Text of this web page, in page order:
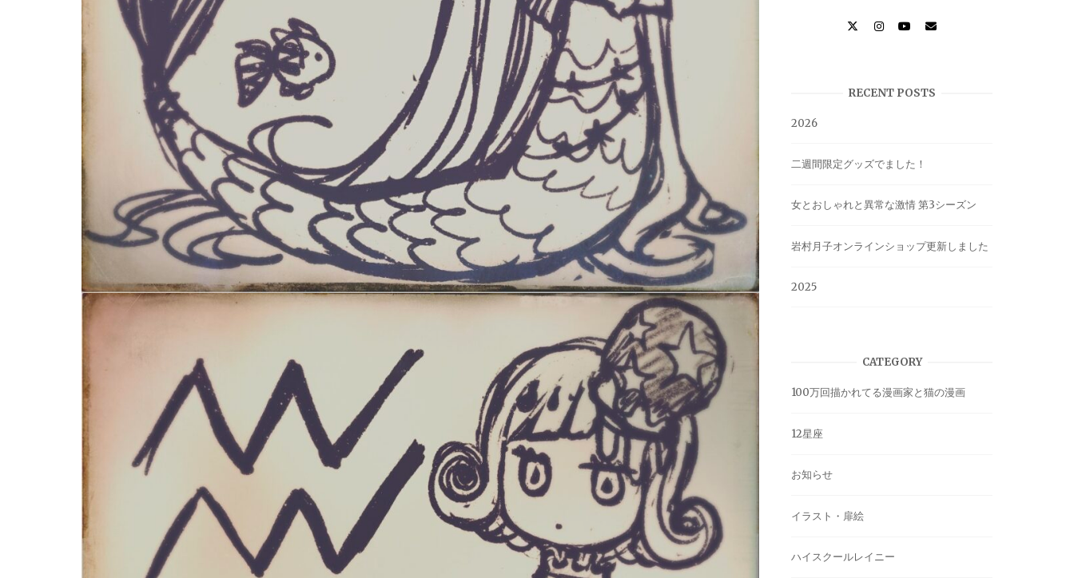
RECENT POSTS
2026
二週間限定グッズでました！
女とおしゃれと異常な激情 第3シーズン
岩村月子オンラインショップ更新しました
2025
CATEGORY
100万回描かれてる漫画家と猫の漫画
12星座
お知らせ
イラスト・扉絵
ハイスクールレイニー